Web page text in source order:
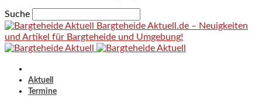
Suche
Bargteheide Aktuell.de – Neuigkeiten
und Artikel für Bargteheide und Umgebung!
Aktuell
Termine